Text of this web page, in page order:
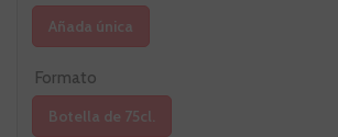
Añada única
Formato
Botella de 75cl.